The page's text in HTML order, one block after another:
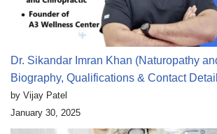
Dr. Sikandar Imran Khan (Naturopathy
Biography, Qualifications & Contact
by Vijay Patel
January 30, 2025